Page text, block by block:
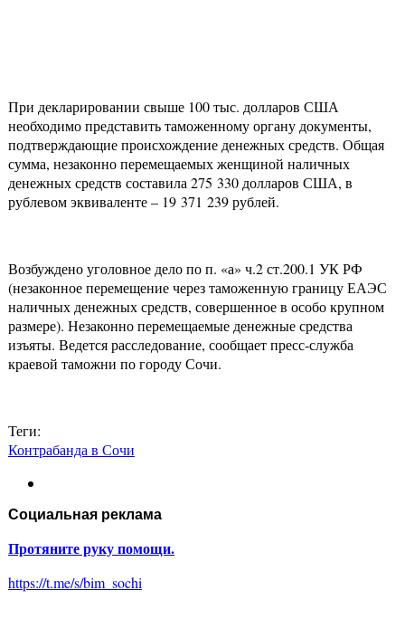
При декларировании свыше 100 тыс. долларов США
необходимо представить таможенному органу документы,
подтверждающие происхождение денежных средств. Общая
сумма, незаконно перемещаемых женщиной наличных
денежных средств составила 275 330 долларов США, в
рублевом эквиваленте – 19 371 239 рублей.
Возбуждено уголовное дело по п. «а» ч.2 ст.200.1 УК РФ
(незаконное перемещение через таможенную границу ЕАЭС
наличных денежных средств, совершенное в особо крупном
размере). Незаконно перемещаемые денежные средства
изъяты. Ведется расследование, сообщает пресс-служба
краевой таможни по городу Сочи.
Теги:
Контрабанда в Сочи
Социальная реклама
Протяните руку помощи.
https://t.me/s/bim_sochi